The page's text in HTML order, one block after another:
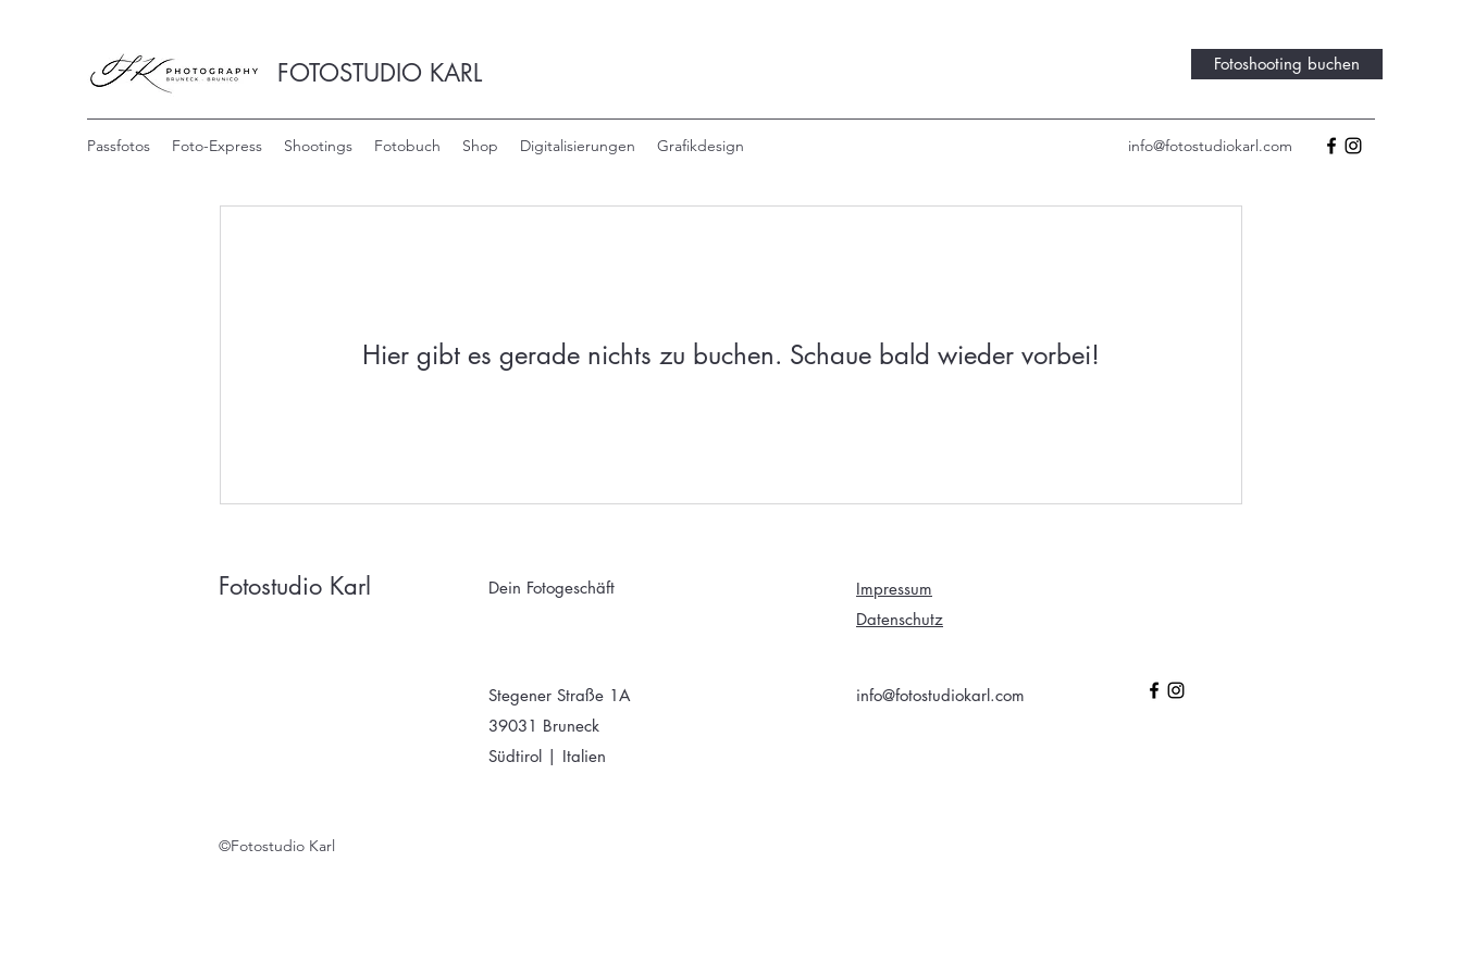
FOTOSTUDIO KARL Fotoshooting buchen
Passfotos Foto-Express Shootings Fotobuch Shop Digitalisierungen Grafikdesign info@fotostudiokarl.com
Hier gibt es gerade nichts zu buchen. Schaue bald wieder vorbei!
Fotostudio Karl Dein Fotogeschäft
Stegener Straße 1A
39031 Bruneck
Südtirol | Italien
Impressum
Datenschutz
info@fotostudiokarl.com
©Fotostudio Karl